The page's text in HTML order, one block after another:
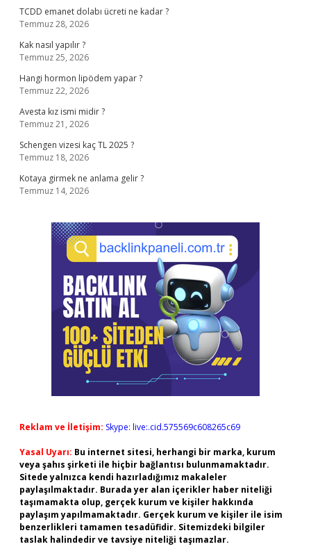
TCDD emanet dolabı ücreti ne kadar ?
Temmuz 28, 2026
Kak nasıl yapılır ?
Temmuz 25, 2026
Hangi hormon lipödem yapar ?
Temmuz 22, 2026
Avesta kız ismi midir ?
Temmuz 21, 2026
Schengen vizesi kaç TL 2025 ?
Temmuz 18, 2026
Kotaya girmek ne anlama gelir ?
Temmuz 14, 2026
Reklam ve İletişim: Skype: live:.cid.575569c608265c69
Yasal Uyarı: Bu internet sitesi, herhangi bir marka, kurum
veya şahıs şirketi ile hiçbir bağlantısı bulunmamaktadır.
Sitede yalnızca kendi hazırladığımız makaleler
paylaşılmaktadır. Burada yer alan içerikler haber niteliği
taşımamakta olup, gerçek kurum ve kişiler hakkında
paylaşım yapılmamaktadır. Gerçek kurum ve kişiler ile isim
benzerlikleri tamamen tesadüfidir. Sitemizdeki bilgiler
taslak halindedir ve tavsiye niteliği taşımazlar.